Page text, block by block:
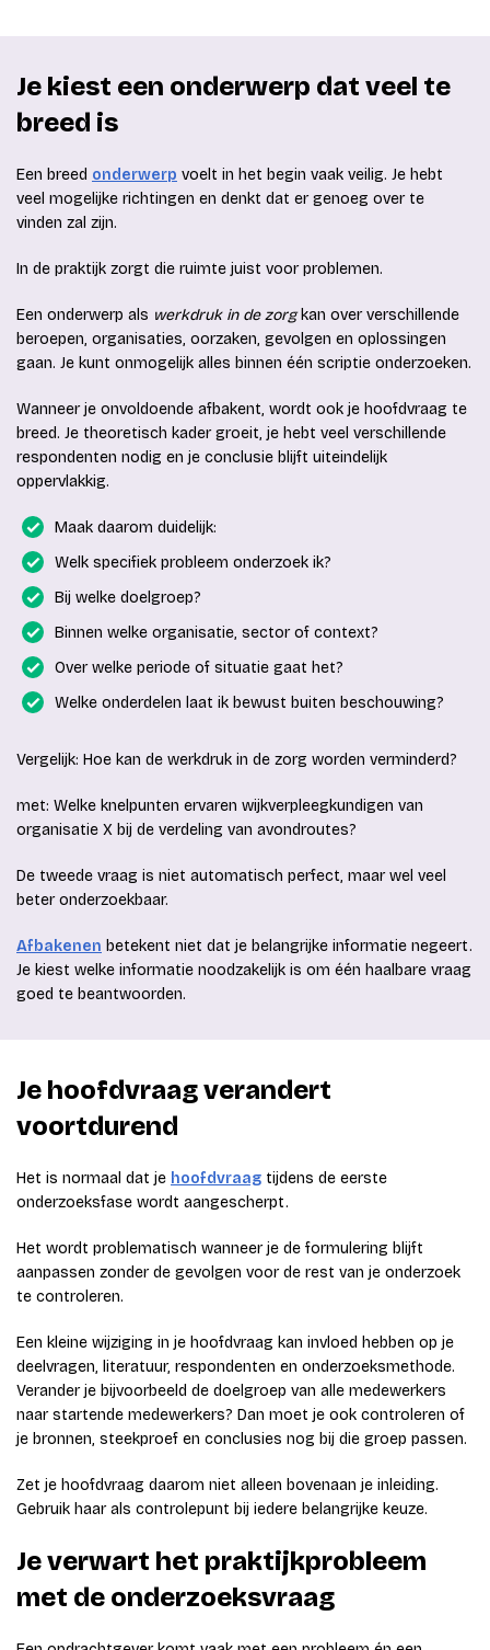
Je kiest een onderwerp dat veel te
breed is
Een breed onderwerp voelt in het begin vaak veilig. Je hebt
veel mogelijke richtingen en denkt dat er genoeg over te
vinden zal zijn.
In de praktijk zorgt die ruimte juist voor problemen.
Een onderwerp als werkdruk in de zorgkan over verschillende
beroepen, organisaties, oorzaken, gevolgen en oplossingen
gaan. Je kunt onmogelijk alles binnen één scriptie onderzoeken.
Wanneer je onvoldoende afbakent, wordt ook je hoofdvraag te
breed. Je theoretisch kader groeit, je hebt veel verschillende
respondenten nodig en je conclusie blijft uiteindelijk
oppervlakkig.
Maak daarom duidelijk:
Welk specifiek probleem onderzoek ik?
Bij welke doelgroep?
Binnen welke organisatie, sector of context?
Over welke periode of situatie gaat het?
Welke onderdelen laat ik bewust buiten beschouwing?
Vergelijk: Hoe kan de werkdruk in de zorg worden verminderd?
met: Welke knelpunten ervaren wijkverpleegkundigen van
organisatie X bij de verdeling van avondroutes?
De tweede vraag is niet automatisch perfect, maar wel veel
beter onderzoekbaar.
Afbakenen betekent niet dat je belangrijke informatie negeert.
Je kiest welke informatie noodzakelijk is om één haalbare vraag
goed te beantwoorden.
Je hoofdvraag verandert
voortdurend
Het is normaal dat je hoofdvraag tijdens de eerste
onderzoeksfase wordt aangescherpt.
Het wordt problematisch wanneer je de formulering blijft
aanpassen zonder de gevolgen voor de rest van je onderzoek
te controleren.
Een kleine wijziging in je hoofdvraag kan invloed hebben op je
deelvragen, literatuur, respondenten en onderzoeksmethode.
Verander je bijvoorbeeld de doelgroep van alle medewerkers
naar startende medewerkers? Dan moet je ook controleren of
je bronnen, steekproef en conclusies nog bij die groep passen.
Zet je hoofdvraag daarom niet alleen bovenaan je inleiding.
Gebruik haar als controlepunt bij iedere belangrijke keuze.
Je verwart het praktijkprobleem
met de onderzoeksvraag